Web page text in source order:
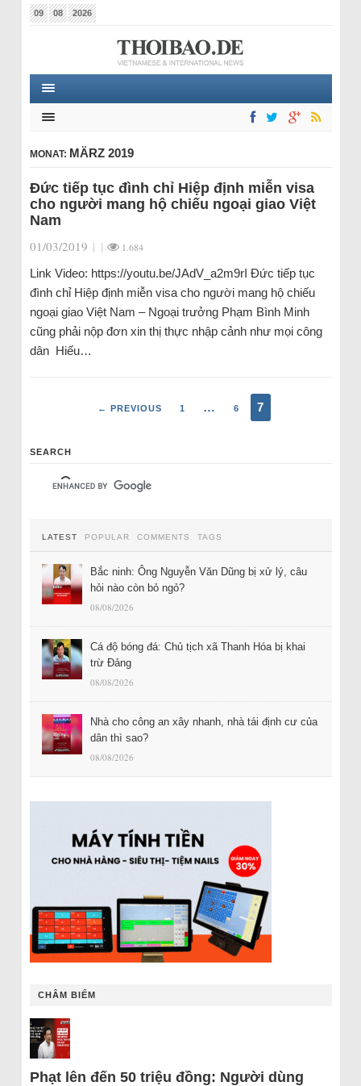
09 08 2026
MONAT: MÄRZ 2019
Đức tiếp tục đình chỉ Hiệp định miễn visa
cho người mang hộ chiếu ngoại giao Việt
Nam
01/03/2019 | | 1.684
Link Video: https://youtu.be/JAdV_a2m9rI Đức tiếp tục
đình chỉ Hiệp định miễn visa cho người mang hộ chiếu
ngoại giao Việt Nam – Ngoại trưởng Phạm Bình Minh
cũng phải nộp đơn xin thị thực nhập cảnh như mọi công
dân Hiếu…
← PREVIOUS 1 … 6 7
SEARCH
LATEST POPULAR COMMENTS TAGS
Bắc ninh: Ông Nguyễn Văn Dũng bị xử lý, câu
hỏi nào còn bỏ ngỏ?
08/08/2026
Cá độ bóng đá: Chủ tịch xã Thanh Hóa bị khai
trừ Đảng
08/08/2026
Nhà cho công an xây nhanh, nhà tái định cư của
dân thì sao?
08/08/2026
CHÂM BIẾM
Phạt lên đến 50 triệu đồng: Người dùng